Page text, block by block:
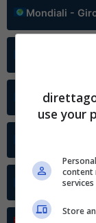
Mondiali -
Mondiali -
Mondiali -
use your
content
Store